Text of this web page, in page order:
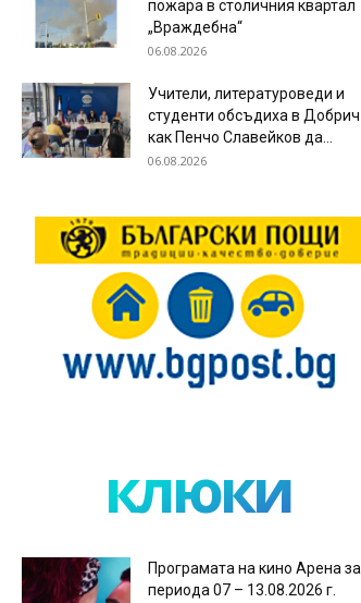
пожара в столичния квартал
„Враждебна“
06.08.2026
Учители, литературоведи и
студенти обсъдиха в Добрич
как Пенчо Славейков да...
06.08.2026
клюки
Програмата на кино Арена за
периода 07 – 13.08.2026 г.